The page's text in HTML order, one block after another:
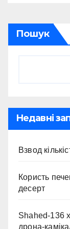
Пошук
Недавні
Взвод
Користь
десерт
Shahed-136
дрона-